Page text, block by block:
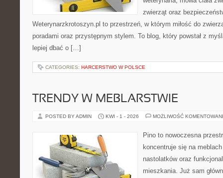
zwierząt oraz
Weterynarzkrotoszyn.pl to przestrzeń, w którym miłość do
poradami oraz przystępnym stylem. To blog, który powstał z
lepiej dbać o […]
CATEGORIES: HARCERSTWO W POLSCE
TRENDY W MEBLARSTWIE
POSTED BY ADMIN KWI - 1 - 2026 MOŻLIWOŚĆ
Pino to nowoczesna
koncentruje się na
nastolatków oraz
mieszkania. Już sam